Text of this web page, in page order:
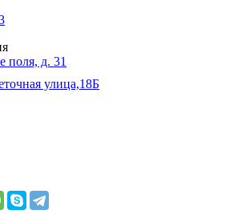
поля, д. 31
улица,18Б